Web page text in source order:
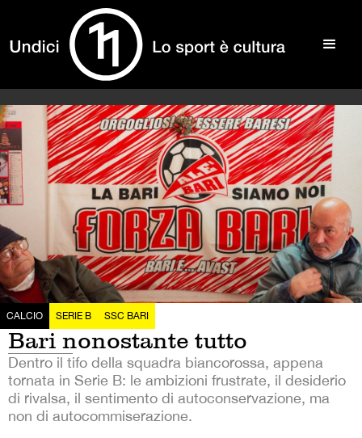
CALCIO SERIE B SSC BARI
Bari nonostante tutto
Dentro il tifo della squadra biancorossa, appena
tornata in Serie B: le ambizioni frustrate, il desiderio
di rivalsa, il sentimento di autoconservazione, ma
non di autocommiserazione.